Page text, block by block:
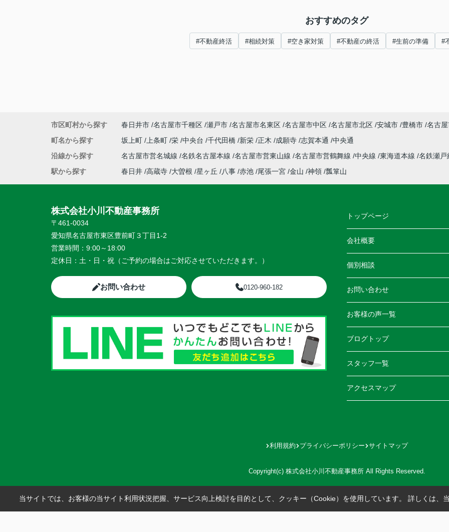
おすすめのタグ
#不動産終活 #相続対策 #空き家対策 #不動産の終活 #生前の準備 #
市区町村から探す 春日井市 名古屋市千種区 瀬戸市 名古屋市名東区 名古屋市中区 名古屋市北区 安城市 豊橋市 名古
町名から探す
坂上町 上条町 栄 中央台 千代田橋 新栄 正木 成願寺 志賀本通
中央通
沿線から探す
名古屋市営名城線 名鉄名古屋本線 名古屋市営東山線 名古屋市営鶴舞線 中央線 東海道本線 名鉄瀬戸
駅から探す
春日井 高蔵寺 大曽根 星ヶ丘 八事 赤池 尾張一宮 金山 神領 瓢箪山
株式会社小川不動産事務所
〒461-0034
愛知県名古屋市東区豊前町３丁目1-2
営業時間： 9:00～18:00
定休日： 土・日・祝（ご予約の場合はご対応させていただきます。）
お問い合わせ 0120-960-182
トップページ
会社概要
個別相談
お問い合わせ
お客様の声一覧
ブログトップ
スタッフ一覧
アクセスマップ
利用規約 プライバシーポリシー サイトマップ
Copyright(c) 株式会社小川不動産事務所 All Rights Reserved.
当サイトでは、お客様の当サイト利用状況把握、サービス向上検討を目的として、クッキー（Cookie）を使用しています。 詳しくは、